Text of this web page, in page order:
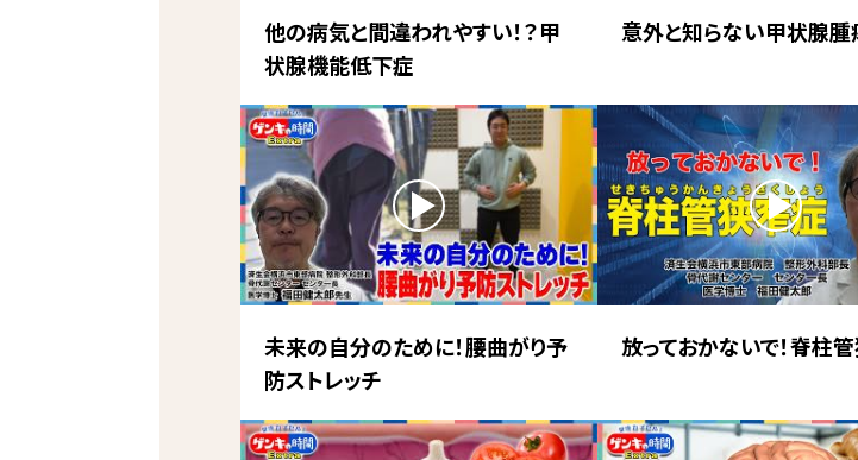
他の病気と間違われやすい！？甲
状腺機能低下症
意外と知らない甲状腺腫
未来の自分のために！腰曲がり予
防ストレッチ
放っておかないで！脊柱